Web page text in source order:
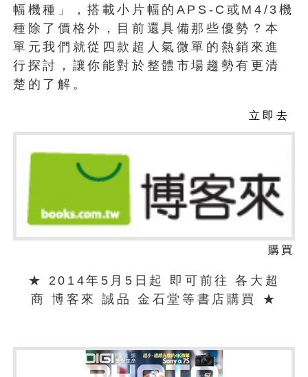
幅機種」，搭載小片幅的APS-C或M4/3機
種除了價格外，目前還具備那些優勢？本
單元我們就從四款超人氣微單的熱銷來進
行探討，讓你能對於整體市場趨勢有更清
楚的了解。
立即去
購買
★ 2014年5月5日起 即可前往 各大超
商 博客來 誠品 金石堂等書店購買 ★